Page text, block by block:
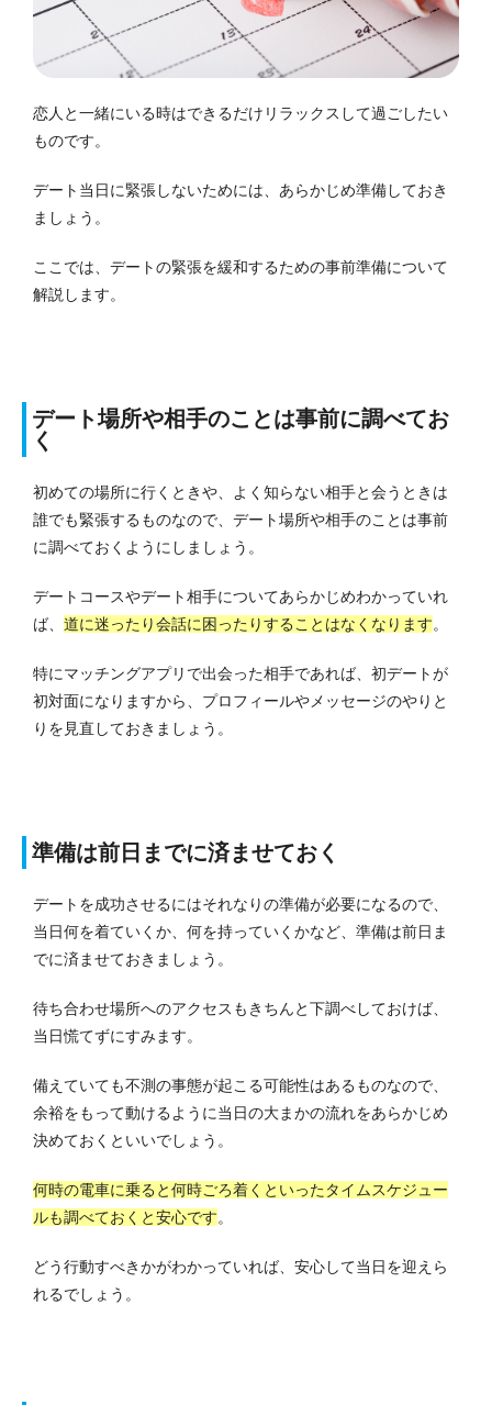
恋人と一緒にいる時はできるだけリラックスして過ごしたい
ものです。
デート当日に緊張しないためには、あらかじめ準備しておき
ましょう。
ここでは、デートの緊張を緩和するための事前準備について
解説します。
デート場所や相手のことは事前に調べてお
く
初めての場所に行くときや、よく知らない相手と会うときは
誰でも緊張するものなので、デート場所や相手のことは事前
に調べておくようにしましょう。
デートコースやデート相手についてあらかじめわかっていれ
ば、 道に迷ったり会話に困ったりすることはなくなります。
特にマッチングアプリで出会った相手であれば、初デートが
初対面になりますから、プロフィールやメッセージのやりと
りを見直しておきましょう。
準備は前日までに済ませておく
デートを成功させるにはそれなりの準備が必要になるので、
当日何を着ていくか、何を持っていくかなど、準備は前日ま
でに済ませておきましょう。
待ち合わせ場所へのアクセスもきちんと下調べしておけば、
当日慌てずにすみます。
備えていても不測の事態が起こる可能性はあるものなので、
余裕をもって動けるように当日の大まかの流れをあらかじめ
決めておくといいでしょう。
何時の電車に乗ると何時ごろ着くといったタイムスケジュー
ルも調べておくと安心です。
どう行動すべきかがわかっていれば、安心して当日を迎えら
れるでしょう。